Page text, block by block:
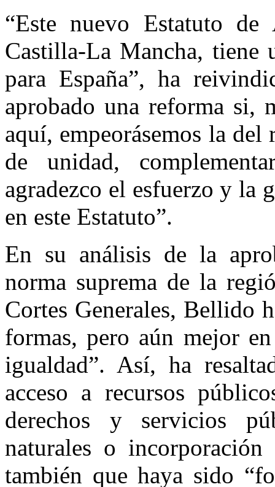
“Este nuevo Estatuto
Castilla-La Mancha, tiene
para España”, ha
aprobado una reforma si,
aquí, empeorásemos la
de unidad,
agradezco el esfuerzo y la
en este Estatuto”.
En su análisis de la
norma suprema de la
Cortes Generales, Bellido
formas, pero aún mejor
igualdad”. Así, ha
acceso a recursos
derechos y servicios
naturales o
también que haya sido